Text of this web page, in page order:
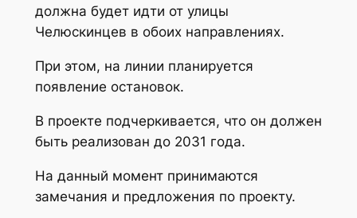
должна будет идти от улицы
Челюскинцев в обоих направлениях.
При этом, на линии планируется
появление остановок.
В проекте подчеркивается, что он должен
быть реализован до 2031 года.
На данный момент принимаются
замечания и предложения по проекту.